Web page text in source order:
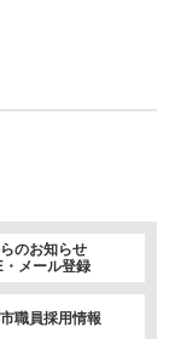
のお知らせ
・メール登録
職員採用情報